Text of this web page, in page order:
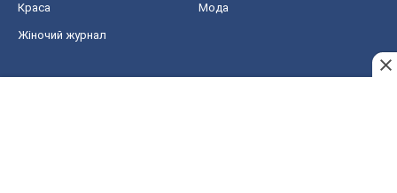
Краса Мода
Жіночий журнал